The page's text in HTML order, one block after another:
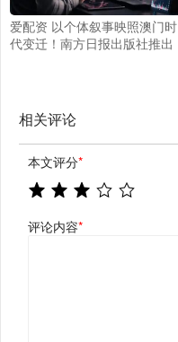
爱配资 以个体叙事映照澳门时
代变迁！南方日报出版社推出
相关评论
本文评分*
评论内容*